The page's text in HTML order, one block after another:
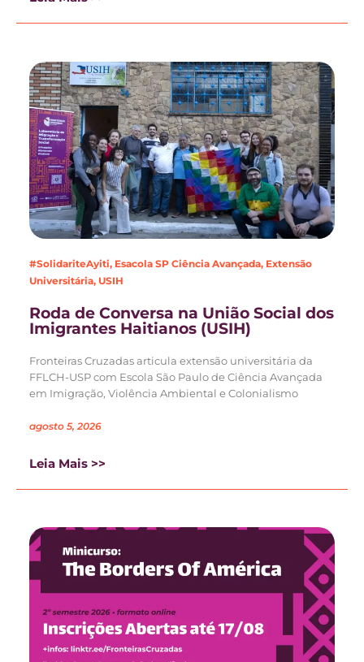
#SolidariteAyiti, Esacola SP Ciência Avançada, Extensão
Universitária, USIH
Roda de Conversa na União Social dos
Imigrantes Haitianos (USIH)
Fronteiras Cruzadas articula extensão universitária da
FFLCH-USP com Escola São Paulo de Ciência Avançada
em Imigração, Violência Ambiental e Colonialismo
agosto 5, 2026
Leia Mais >>